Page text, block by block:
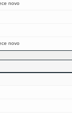
novo
novo